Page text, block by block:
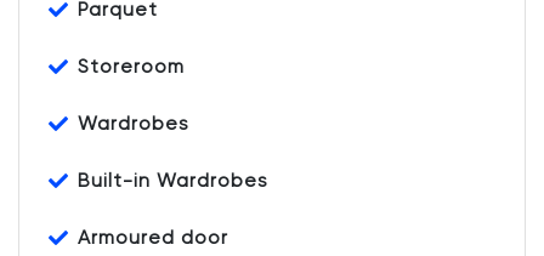
Parquet
Storeroom
Wardrobes
Built-in Wardrobes
Armoured door